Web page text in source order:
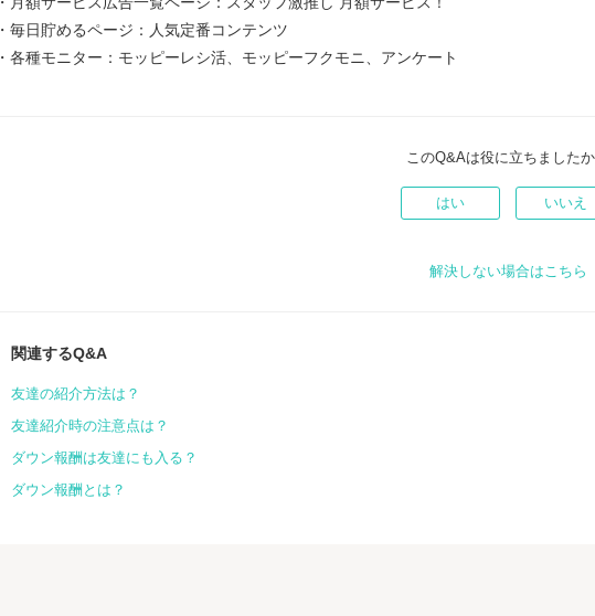
・毎日貯めるページ：人気定番コンテンツ
・各種モニター：モッピーレシ活、モッピーフクモニ、アンケート
このQ&Aは役に立ちました
はい いいえ
解決しない場合はこちら
関連するQ&A
友達の紹介方法は？
友達紹介時の注意点は？
ダウン報酬は友達にも入る？
ダウン報酬とは？